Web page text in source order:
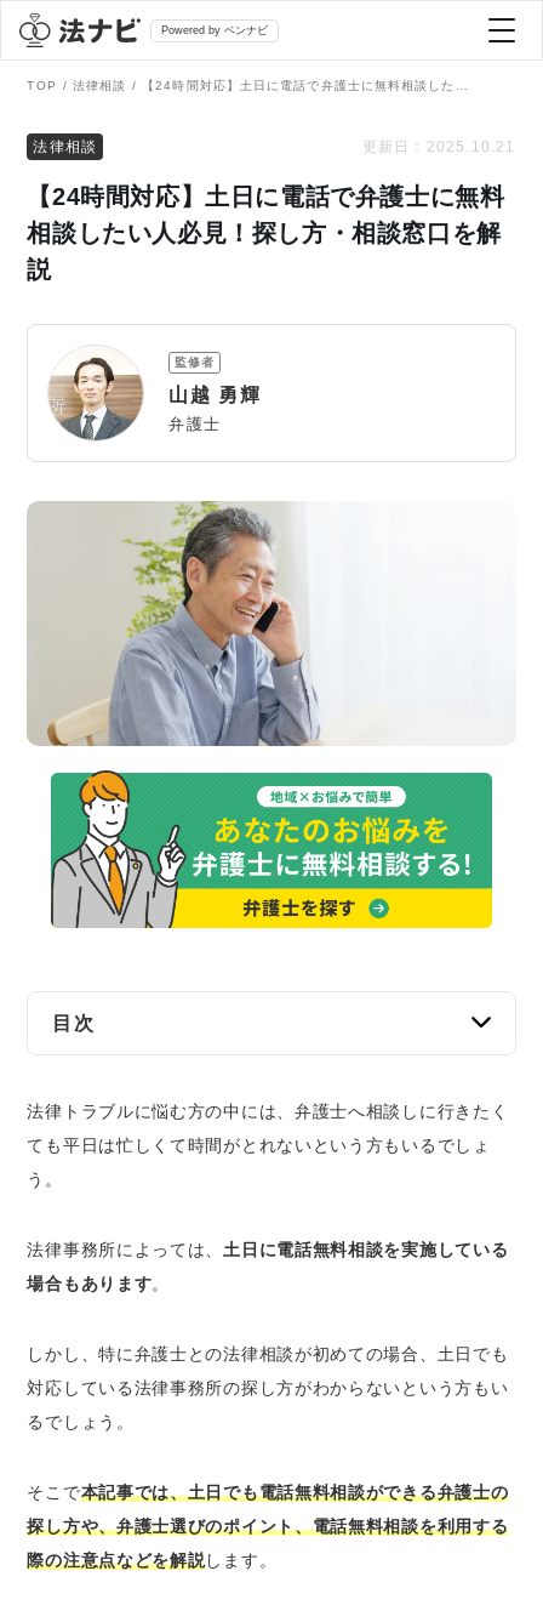
Powered by ベンナビ
全て
刑事事件
債務整理
交通事故
遺産相続
労働問題
債権回収
IT・ネット
資金調達
弁護士を探す
AI Search Premium
掲載をご検討の弁護士の方へ
TOP 法律相談
法律相談 更新日： 2025.10.21
【24時間対応】土日に電話で弁護士に無料
相談したい人必見！探し方・相談窓口を解
説
監修者
山越 勇輝
弁護士
目次
務所はある
土日に電話で無料相談できる弁護士・法律事務
べられる
弁護士ポータルサイト｜地域・法律分野・相
ベンナビなら土日対応の無料電話相談が可能な
弁護士を探せる！
無料電話相談を利用する際の弁護士の選び方
いる
法律事務所が自宅や勤務先から近くて通いや
すい
法律トラブルに悩む方の中には、弁護士へ相談しに行きたく
ても平日は忙しくて時間がとれないという方もいるでしょ
う。
法律事務所によっては、 土日に電話無料相談を実施している
場合もあります。
しかし、特に弁護士との法律相談が初めての場合、土日でも
対応している法律事務所の探し方がわからないという方もい
るでしょう。
そこで本記事では、土日でも電話無料相談ができる弁護士の
探し方や、弁護士選びのポイント、電話無料相談を利用する
際の注意点などを解説します。